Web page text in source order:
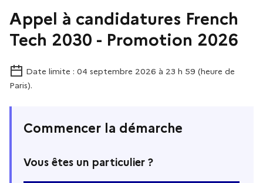
Appel à candidatures French
Tech 2030 - Promotion 2026
Date limite : 04 septembre 2026 à 23 h 59 (heure de
Paris).
Commencer la démarche
Vous êtes un particulier ?